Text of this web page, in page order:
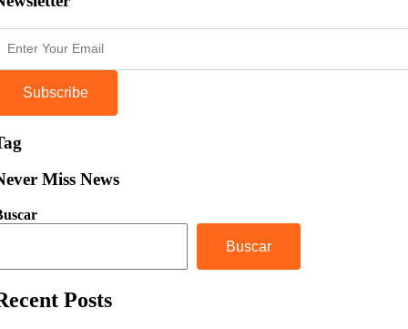
Subscribe
Miss News
Buscar
Posts